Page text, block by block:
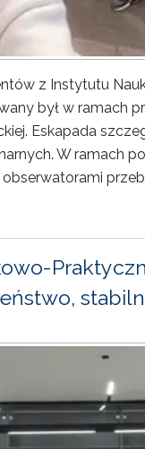
z Instytutu
był w ramach
Eskapada
W ramach